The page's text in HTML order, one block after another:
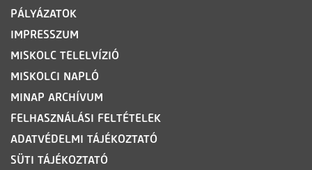
PÁLYÁZATOK
IMPRESSZUM
MISKOLC TELELVÍZIÓ
MISKOLCI NAPLÓ
MINAP ARCHÍVUM
FELHASZNÁLÁSI FELTÉTELEK
ADATVÉDELMI TÁJÉKOZTATÓ
SÜTI TÁJÉKOZTATÓ